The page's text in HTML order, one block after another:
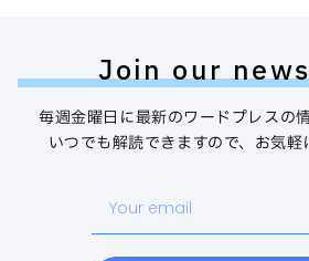
Join our
毎週金曜日に最新のワードプレスの
いつでも解読できますので、お気
email